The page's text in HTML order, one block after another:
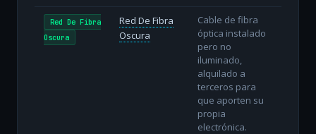
Red De Fibra
Oscura
Red De Fibra
Oscura
Cable de fibra
óptica instalado
pero no
iluminado,
alquilado a
terceros para
que aporten su
propia
electrónica.